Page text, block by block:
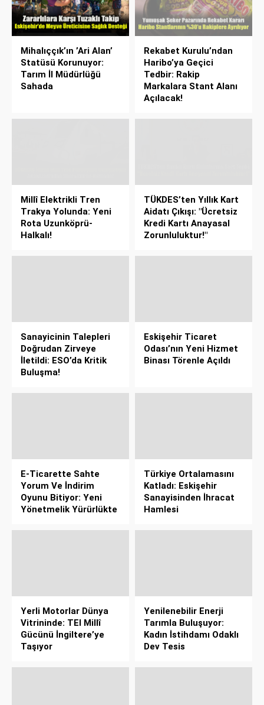
Mihalıççık’ın ’Ari Alan’
Statüsü Korunuyor:
Tarım İl Müdürlüğü
Sahada
Rekabet Kurulu’ndan
Haribo’ya Geçici
Tedbir: Rakip
Markalara Stant Alanı
Açılacak!
Millî Elektrikli Tren
Trakya Yolunda: Yeni
Rota Uzunköprü-
Halkalı!
TÜKDES’ten Yıllık Kart
Aidatı Çıkışı: "Ücretsiz
Kredi Kartı Anayasal
Zorunluluktur!"
Sanayicinin Talepleri
Doğrudan Zirveye
İletildi: ESO’da Kritik
Buluşma!
Eskişehir Ticaret
Odası’nın Yeni Hizmet
Binası Törenle Açıldı
E-Ticarette Sahte
Yorum Ve İndirim
Oyunu Bitiyor: Yeni
Yönetmelik Yürürlükte
Türkiye Ortalamasını
Katladı: Eskişehir
Sanayisinden İhracat
Hamlesi
Yerli Motorlar Dünya
Vitrininde: TEI Millî
Gücünü İngiltere’ye
Taşıyor
Yenilenebilir Enerji
Tarımla Buluşuyor:
Kadın İstihdamı Odaklı
Dev Tesis